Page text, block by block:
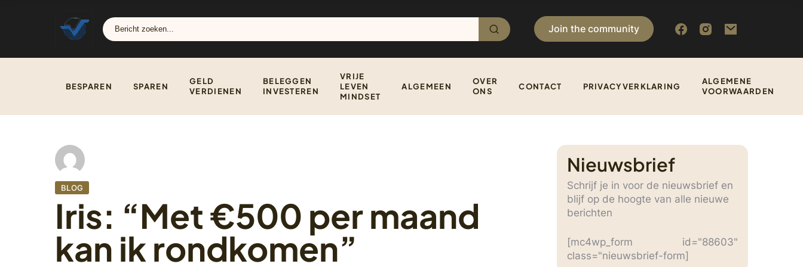
Join the community
BESPAREN SPAREN
GELD
VERDIENEN
BELEGGEN
INVESTEREN
VRIJE
LEVEN
MINDSET
ALGEMEEN
OVER
ONS
CONTACT PRIVACYVERKLARING
ALGEMENE
VOORWAARDEN
BLOG
Iris: “Met €500 per maand
kan ik rondkomen”
Nieuwsbrief
Schrijf je in voor de nieuwsbrief en
blijf op de hoogte van alle nieuwe
berichten
[mc4wp_form id="88603"
class="nieuwsbrief-form]